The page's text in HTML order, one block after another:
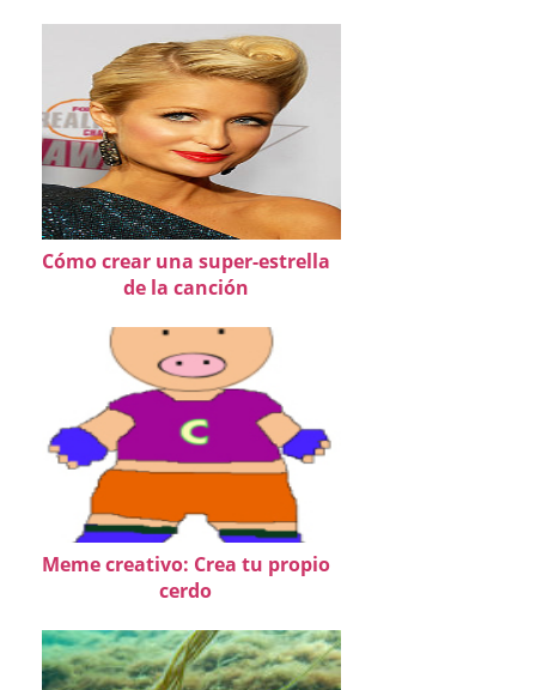
Cómo crear una super-estrella
de la canción
Meme creativo: Crea tu propio
cerdo